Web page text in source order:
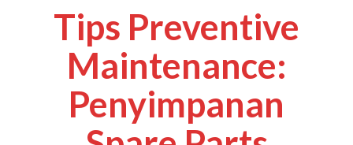
Tips Preventive
Maintenance:
Penyimpanan